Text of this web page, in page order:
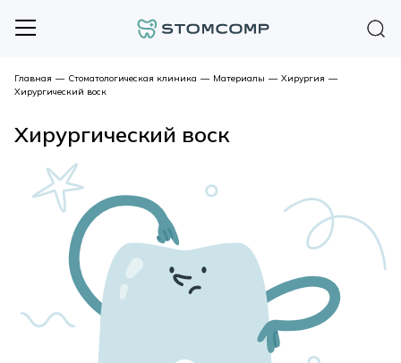
Главная — Стоматологическая клиника — Материалы — Хирургия —
Хирургический воск
Хирургический воск